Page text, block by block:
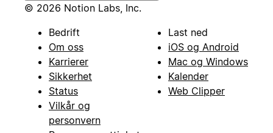
© 2026 Notion Labs, Inc.
Bedrift
Om oss
Karrierer
Sikkerhet
Status
Vilkår og
personvern
Last ned
iOS og Android
Mac og Windows
Kalender
Web Clipper